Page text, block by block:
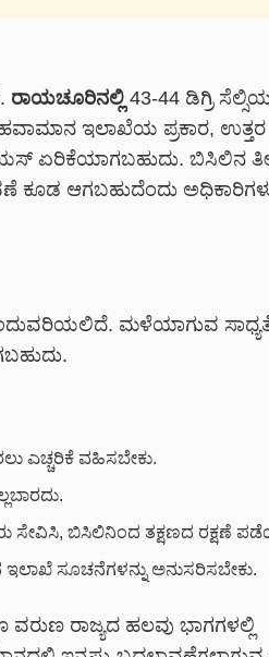
ರಾಯಚೂರಿನಲ್ಲಿ43-44 ಡಿಗ್ರಿ
ಇಲಾಖೆಯ ಪ್ರಕಾರ, ಉತ್ತರ
ಏರಿಕೆಯಾಗಬಹುದು. ಬಿಸಿಲಿನ
ಕೂಡ ಆಗಬಹುದೆಂದು
ಮಳೆಯಾಗುವ ಸಾಧ್ಯತೆ
ಎಚ್ಚರಿಕೆ ವಹಿಸಬೇಕು.
ಸೇವಿಸಿ, ಬಿಸಿಲಿನಿಂದ ತಕ್ಷಣದ ರಕ್ಷಣೆ
ಸೂಚನೆಗಳನ್ನು ಅನುಸರಿಸಬೇಕು.
ರಾಜ್ಯದ ಹಲವು ಭಾಗಗಳಲ್ಲಿ